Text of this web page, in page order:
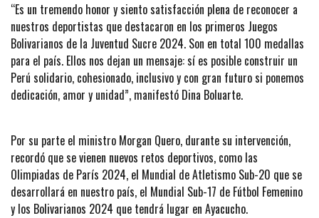
“Es un tremendo honor y siento satisfacción plena de reconocer a
nuestros deportistas que destacaron en los primeros Juegos
Bolivarianos de la Juventud Sucre 2024. Son en total 100 medallas
para el país. Ellos nos dejan un mensaje: sí es posible construir un
Perú solidario, cohesionado, inclusivo y con gran futuro si ponemos
dedicación, amor y unidad”, manifestó Dina Boluarte.
Por su parte el ministro Morgan Quero, durante su intervención,
recordó que se vienen nuevos retos deportivos, como las
Olimpiadas de París 2024, el Mundial de Atletismo Sub-20 que se
desarrollará en nuestro país, el Mundial Sub-17 de Fútbol Femenino
y los Bolivarianos 2024 que tendrá lugar en Ayacucho.